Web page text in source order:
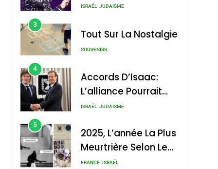
Nouvelle Chanson De
ISRAÉL JUDAISME
3
Tout Sur La Nostalgie
SOUVENIRS
4
Accords D’Isaac:
L’alliance Pourrait
S’étendre À 13 Pays
ISRAÉL JUDAISME
5
2025, L’année La Plus
Meurtrière Selon Le
Rapport D’ADL
FRANCE ISRAÉL